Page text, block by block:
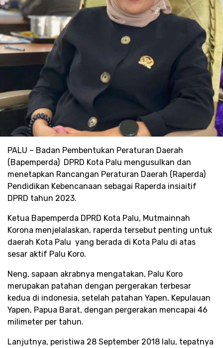
PALU – Badan Pembentukan Peraturan Daerah
(Bapemperda) DPRD Kota Palu mengusulkan dan
menetapkan Rancangan Peraturan Daerah (Raperda)
Pendidikan Kebencanaan sebagai Raperda insiaitif
DPRD tahun 2023.
Ketua Bapemperda DPRD Kota Palu, Mutmainnah
Korona menjelalaskan, raperda tersebut penting untuk
daerah Kota Palu yang berada di Kota Palu di atas
sesar aktif Palu Koro.
Neng, sapaan akrabnya mengatakan, Palu Koro
merupakan patahan dengan pergerakan terbesar
kedua di indonesia, setelah patahan Yapen, Kepulauan
Yapen, Papua Barat, dengan pergerakan mencapai 46
milimeter per tahun.
Lanjutnya, peristiwa 28 September 2018 lalu, tepatnya